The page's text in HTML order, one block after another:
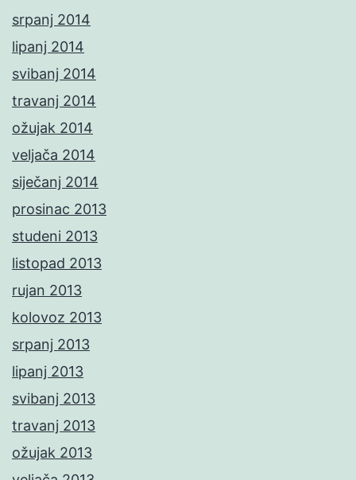
srpanj 2014
lipanj 2014
svibanj 2014
travanj 2014
ožujak 2014
veljača 2014
siječanj 2014
prosinac 2013
studeni 2013
listopad 2013
rujan 2013
kolovoz 2013
srpanj 2013
lipanj 2013
svibanj 2013
travanj 2013
ožujak 2013